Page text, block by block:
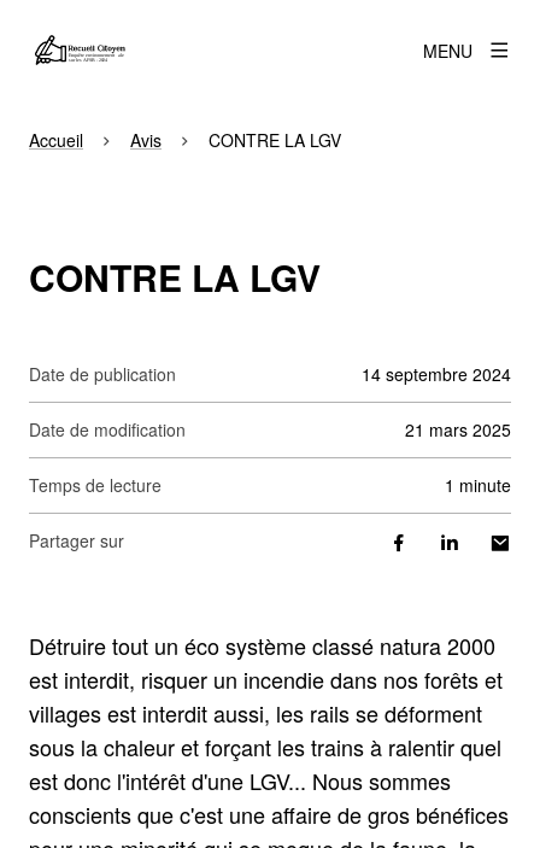
MENU
Accueil Avis CONTRE LA LGV
CONTRE LA LGV
Date de publication 14 septembre 2024
Date de modification 21 mars 2025
Temps de lecture 1 minute
Partager sur
Détruire tout un éco système classé natura 2000
est interdit, risquer un incendie dans nos forêts et
villages est interdit aussi, les rails se déforment
sous la chaleur et forçant les trains à ralentir quel
est donc l'intérêt d'une LGV... Nous sommes
conscients que c'est une affaire de gros bénéfices